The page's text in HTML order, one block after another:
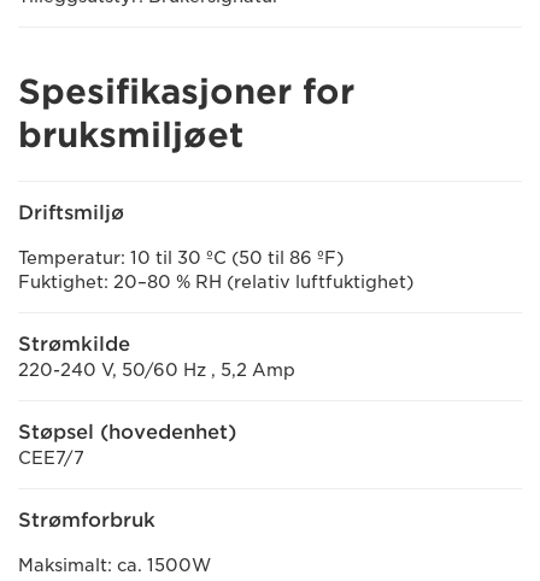
Spesifikasjoner for
bruksmiljøet
Driftsmiljø
Temperatur: 10 til 30 ºC (50 til 86 ºF)
Fuktighet: 20–80 % RH (relativ luftfuktighet)
Strømkilde
220-240 V, 50/60 Hz , 5,2 Amp
Støpsel (hovedenhet)
CEE7/7
Strømforbruk
Maksimalt: ca. 1500W